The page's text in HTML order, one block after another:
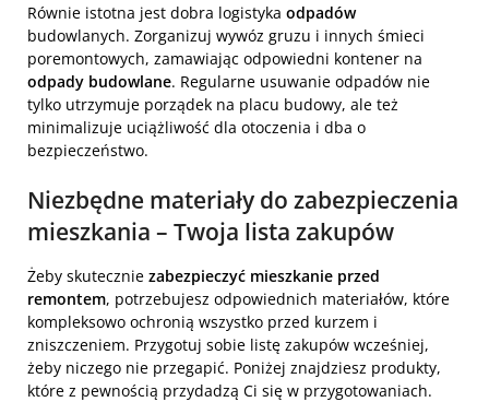
Równie istotna jest dobra logistyka odpadów
budowlanych. Zorganizuj wywóz gruzu i innych śmieci
poremontowych, zamawiając odpowiedni kontener na
odpady budowlane. Regularne usuwanie odpadów nie
tylko utrzymuje porządek na placu budowy, ale też
minimalizuje uciążliwość dla otoczenia i dba o
bezpieczeństwo.
Niezbędne materiały do zabezpieczenia
mieszkania – Twoja lista zakupów
Żeby skutecznie zabezpieczyć mieszkanie przed
remontem, potrzebujesz odpowiednich materiałów, które
kompleksowo ochronią wszystko przed kurzem i
zniszczeniem. Przygotuj sobie listę zakupów wcześniej,
żeby niczego nie przegapić. Poniżej znajdziesz produkty,
które z pewnością przydadzą Ci się w przygotowaniach.